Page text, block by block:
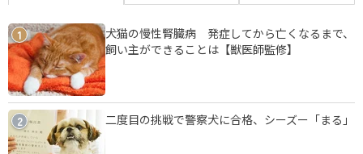
1
犬猫の慢性腎臓病 発症してから亡くなるまで、
飼い主ができることは【獣医師監修】
2 二度目の挑戦で警察犬に合格、シーズー「まる」